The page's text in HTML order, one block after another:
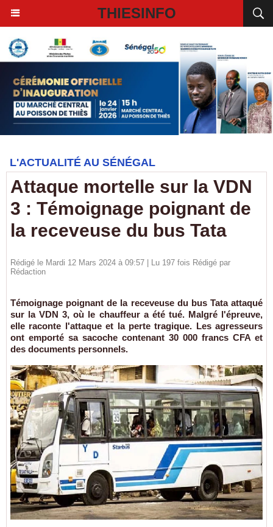
THIESINFO
L'ACTUALITÉ AU SÉNÉGAL
Attaque mortelle sur la VDN
3 : Témoignage poignant de
la receveuse du bus Tata
Rédigé le Mardi 12 Mars 2024 à 09:57 | Lu 197 fois Rédigé par
Rédaction
Témoignage poignant de la receveuse du bus Tata attaqué
sur la VDN 3, où le chauffeur a été tué. Malgré l'épreuve,
elle raconte l'attaque et la perte tragique. Les agresseurs
ont emporté sa sacoche contenant 30 000 francs CFA et
des documents personnels.